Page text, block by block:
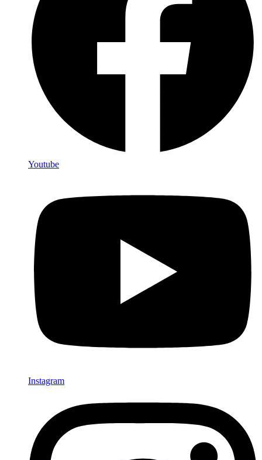
Youtube
Instagram